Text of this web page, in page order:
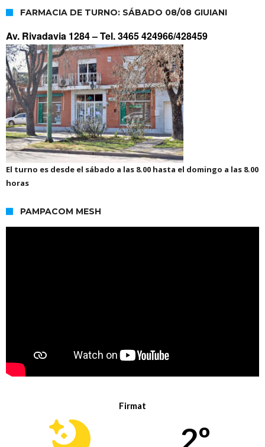
FARMACIA DE TURNO: SÁBADO 08/08 GIUIANI
Av. Rivadavia 1284 –Tel. 3465 424966/428459
El turno es desde el sábado a las 8.00 hasta el domingo a las 8.00
horas
PAMPACOM MESH
Firmat
2º